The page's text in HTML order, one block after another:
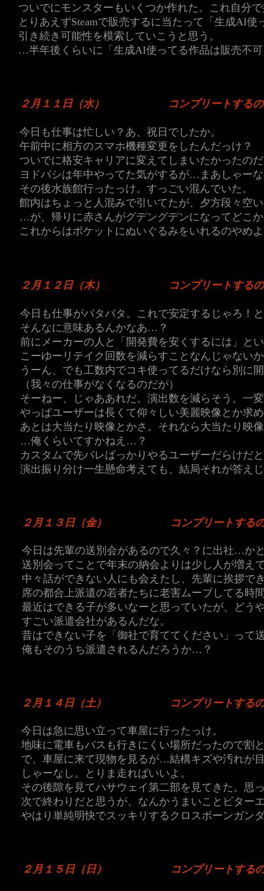
ついでにモンスターもいくつか作れた。これ自分
とりあえずSteamで販売するに当たって「生成AI
引き続き可能性を模索していこうと思う。
…半年後くらいに「生成AI使ってる作品は販売不
２月１１日（水） コンプリートする
今日も仕事は忙しい？あ、祝日でしたか。
午前中に相方のスマホ機種変更をしたんだっけ？
ついでに格安キャリアに変えてしまいたかったの
ヨドバシは年中やってた気がするが…まあしゃー
その後水族館行ったっけ。すっごい混んでいた。
館内はちょっと人混みで引いてたが、夕方段々空
…が、帰りに赤さんがグデングデンになってどこ
これからはポケットにぬいぐるみをいれるのやめ
２月１２日（木） コンプリートする
今日も仕事がバタバタ。これで安定するじゃろ！
そんなに意味あるんかなあ…？
前にメーカーの人と「開発費を安くするには」と
こーゆーリテイク回数を減らすことなんじゃない
うーん、でも工数内でコキ使ってるだけなら別に
（我々の仕事がなくなるのだが）
そーねー、じゃああれだ。演出数を減らそう。一
やっぱユーザーは長くて仰々しい美麗映像とか求
あとは大当たり映像とかさ。それなら大当たり映
…俺くらいてすかねえ…？
カスタムで先バレばっかりやるユーザーだらけだ
演出振り分け一生懸命考えても、結局それが答え
２月１３日（金） コンプリートする
今日は先輩の送別会があるので久々？に出社…か
送別会ってことで年末の納会よりは少し人が増え
中々話ができない人にも会えたし、先輩に挨拶で
席の都合上派遣の若者たちに老害ムーブしてる
最近はできる子が多いなーと思っていたが、どう
すごい派遣会社があるんだな。
昔はできない子を「御社で育ててください」っ
俺もそのうち派遣されるんだろうか…？
２月１４日（土） コンプリートする
今日は急に思い立って車屋に行ったっけ。
地味に電車もバスも行きにくい場所だったので割
で、車屋に来て現物を見るが…結構キズや汚れが
しゃーなし。とりま走ればいいよ。
その後隙を見てハサウェイ第二部を見てきた。思
次で終わりだと思うが、なんかうまいことビター
やはり単純明快でスッキリするクロスボーンガン
２月１５日（日） コンプリートする